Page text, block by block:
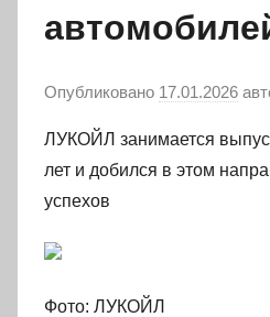
Опубликовано 17.01.2026
ЛУКОЙЛ занимается
лет и добился в этом
успехов
Фото: ЛУКОЙЛ